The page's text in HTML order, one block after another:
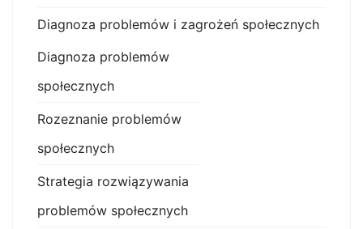
Diagnoza problemów i zagrożeń społecznych
Diagnoza problemów
społecznych
Rozeznanie problemów
społecznych
Strategia rozwiązywania
problemów społecznych